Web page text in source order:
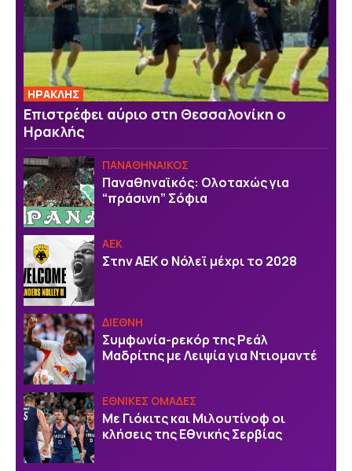
ΗΡΑΚΛΗΣ
Επιστρέφει αύριο στη Θεσσαλονίκη ο
Ηρακλής
ΠΑΝΑΘΗΝΑΙΚΟΣ
Παναθηναϊκός: Ολοταχώς για
“πράσινη” Σόφια
ΑΕΚ
Στην ΑΕΚ ο Νόλεϊ μέχρι το 2028
ΔΙΕΘΝΗ
Συμφωνία-ρεκόρ της Ρεάλ
Μαδρίτης με Λειψία για Ντιομαντέ
EΘΝΙΚΕΣ OΜΑΔΕΣ
Με Γιόκιτς και Μιλουτίνοφ οι
κλήσεις της Εθνικής Σερβίας